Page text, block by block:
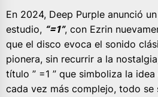
En 2024, Deep Purple anunció
estudio, “=1”, con Ezrin
que el disco evoca el sonido
pionera, sin recurrir a la
título ” =1 ” que simboliza la
cada vez más complejo, todo